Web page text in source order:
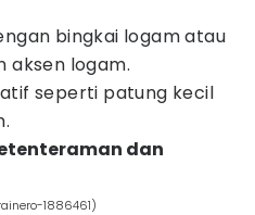
bingkai logam atau
aksen logam.
seperti patung kecil
dan
1886461)